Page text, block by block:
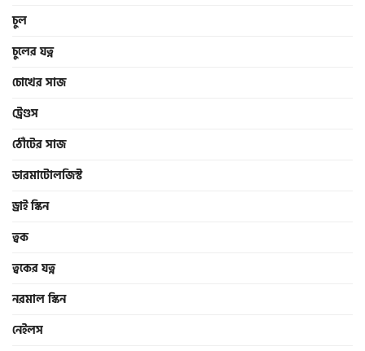
চুল
চুলের যত্ন
চোখের সাজ
ট্রেণ্ডস
ঠোঁটের সাজ
ডারমাটোলজিস্ট
ড্রাই স্কিন
ত্বক
ত্বকের যত্ন
নরমাল স্কিন
নেইলস